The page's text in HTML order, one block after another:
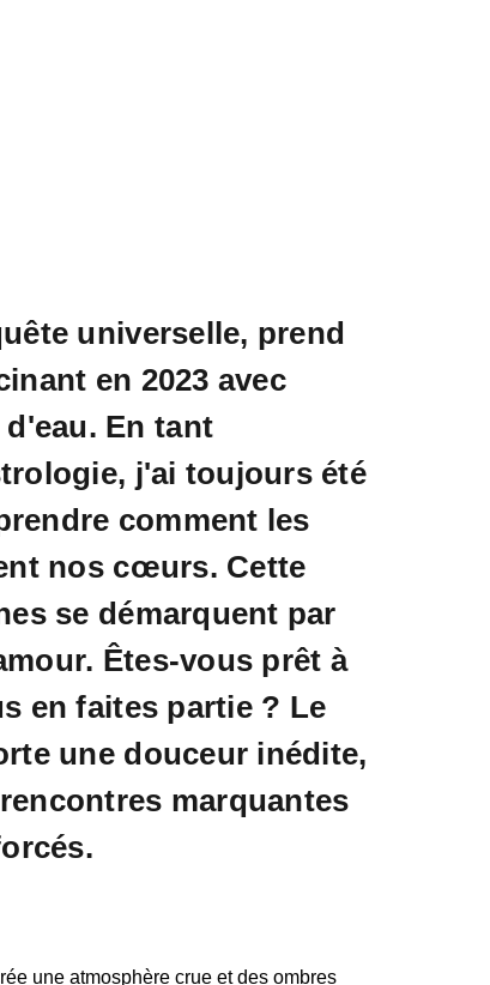
universelle, prend
en 2023 avec
En tant
j'ai toujours été
comment les
nos cœurs. Cette
se démarquent par
Êtes-vous prêt à
en faites partie ? Le
une douceur inédite,
marquantes
une atmosphère crue et des ombres